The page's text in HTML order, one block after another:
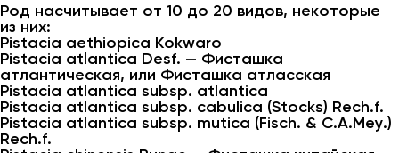
Род насчитывает от 10 до 20 видов, некоторые
из них:
Pistacia aethiopica Kokwaro
Pistacia atlantica Desf. — Фисташка
атлантическая, или Фисташка атласская
Pistacia atlantica subsp. atlantica
Pistacia atlantica subsp. cabulica (Stocks) Rech.f.
Pistacia atlantica subsp. mutica (Fisch. & C.A.Mey.)
Rech.f.